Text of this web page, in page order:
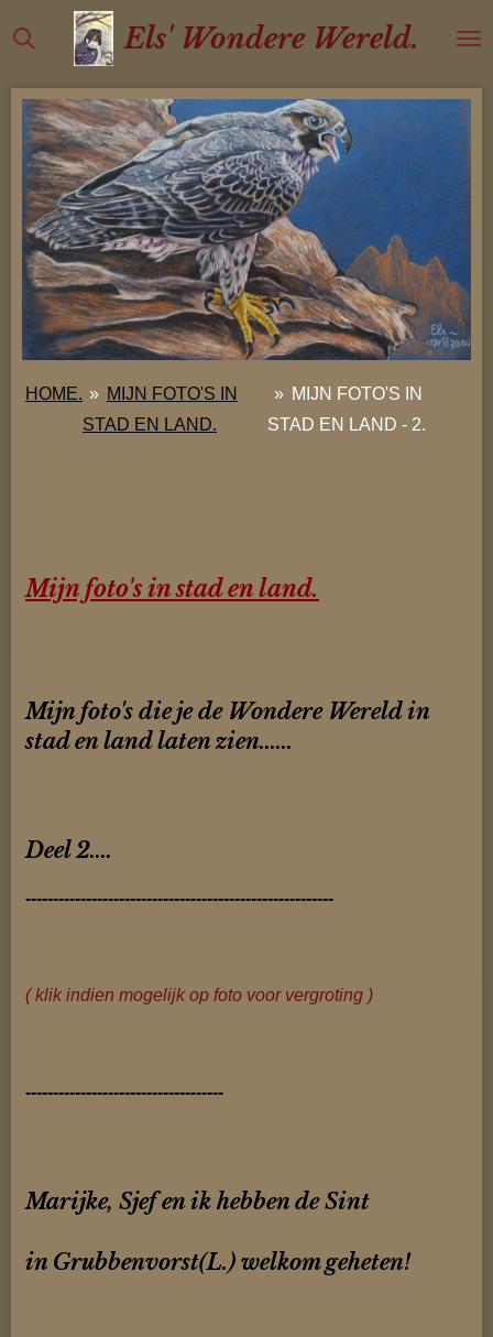
Ga
direct
naar
de
hoofdinhoud
Els' Wondere Wereld.
HOME. » MIJN FOTO'S IN
STAD EN LAND.
» MIJN FOTO'S IN
STAD EN LAND - 2.
Mijn foto's in stad en land.
Mijn foto's die je de Wondere Wereld in
stad en land laten zien......
Deel 2....
--------------------------------------------------------
( klik indien mogelijk op foto voor vergroting )
------------------------------------
Marijke, Sjef en ik hebben de Sint
in Grubbenvorst(L.) welkom geheten!